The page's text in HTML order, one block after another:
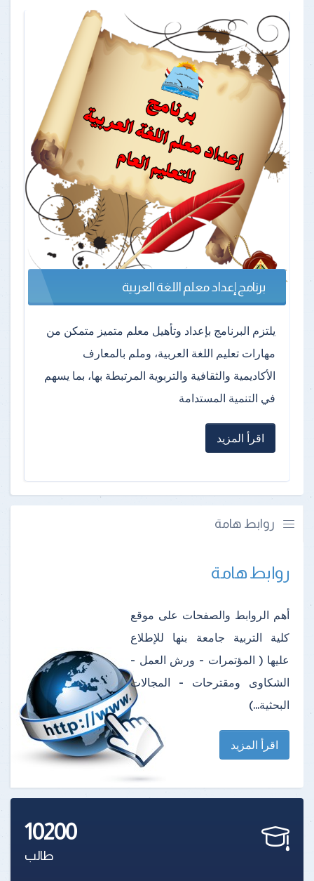
برنامج إعداد معلم اللغة العربية
يلتزم البرنامج بإعداد وتأهيل معلم متميز متمكن من
مهارات تعليم اللغة العربية، وملم بالمعارف
الأكاديمية والثقافية والتربوية المرتبطة بها، بما يسهم
في التنمية المستدامة
اقرأ المزيد
روابط هامة
روابط هامة
أهم الروابط والصفحات على موقع
كلية التربية جامعة بنها للإطلاع
عليها ( المؤتمرات - ورش العمل -
الشكاوى ومقترحات - المجالات
البحثية...)
اقرأ المزيد
10200
طالب